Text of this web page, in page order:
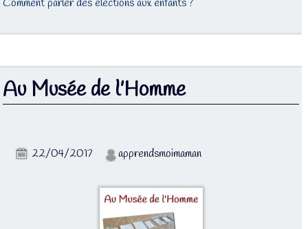
Au Musée de l’Homme
22/04/2017 apprendsmoimaman